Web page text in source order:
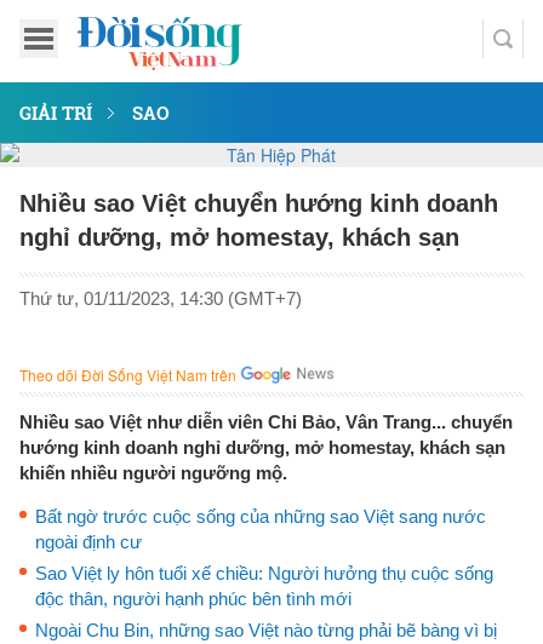
GIẢI TRÍ SAO
Nhiều sao Việt chuyển hướng kinh doanh
nghỉ dưỡng, mở homestay, khách sạn
Thứ tư, 01/11/2023, 14:30 (GMT+7)
Theo dõi Đời Sống Việt Nam trên
Nhiều sao Việt như diễn viên Chi Bảo, Vân Trang... chuyển
hướng kinh doanh nghỉ dưỡng, mở homestay, khách sạn
khiến nhiều người ngưỡng mộ.
Bất ngờ trước cuộc sống của những sao Việt sang nước
ngoài định cư
Sao Việt ly hôn tuổi xế chiều: Người hưởng thụ cuộc sống
độc thân, người hạnh phúc bên tình mới
Ngoài Chu Bin, những sao Việt nào từng phải bẽ bàng vì bị